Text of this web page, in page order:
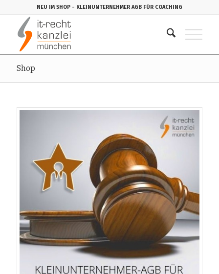
NEU IM SHOP - KLEINUNTERNEHMER AGB FÜR COACHING
Shop